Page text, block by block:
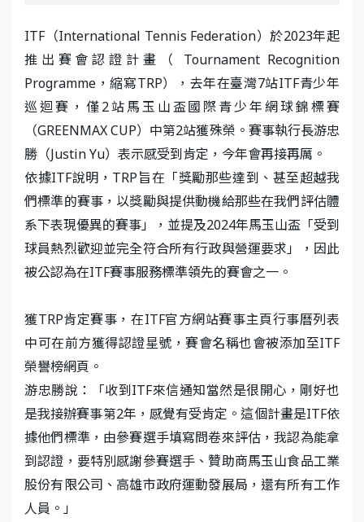
ITF（International Tennis Federation）於2023年起
推出賽會認證計畫（ Tournament Recognition
Programme，縮寫TRP），去年在臺灣7站ITF青少年
巡迴賽，僅2站馬玉山盃國際青少年網球錦標賽
（GREENMAX CUP）中第2站獲殊榮。賽事執行長游忠
勝（Justin Yu）表示感受到肯定，今年會再接再厲。
依據ITF說明，TRP旨在「獎勵那些達到、甚至超越我
們標準的賽事，以獎勵與提供動機給那些在我們評估體
系下表現優異的賽事」，並提及2024年馬玉山盃「受到
球員熱烈歡迎並完全符合所有行政與營運要求」，因此
被公認為在ITF賽事服務標準領先的賽會之一。
獲TRP肯定賽事，在ITF官方網站賽事主頁行事曆列表
中可在前方獲得認證星號，賽會名稱也會被添加至ITF
榮譽榜網頁。
游忠勝說：「收到ITF來信通知當然是很開心，剛好也
是我接辦賽事第2年，感覺有受肯定。這個計畫是ITF依
據他們標準，由參賽選手填寫問卷來評估，我認為能拿
到認證，要特別感謝參賽選手、贊助商馬玉山食品工業
股份有限公司、高雄市政府運動發展局，還有所有工作
人員。」